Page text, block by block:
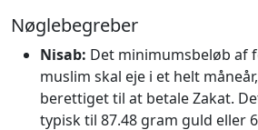
Nøglebegreber
Nisab: Det minimumsbeløb af
muslim skal eje i et helt
berettiget til at betale Zakat.
typisk til 87.48 gram guld eller